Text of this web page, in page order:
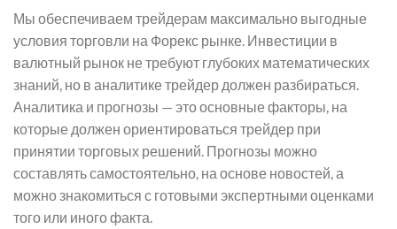
Мы обеспечиваем трейдерам максимально выгодные
условия торговли на Форекс рынке. Инвестиции в
валютный рынок не требуют глубоких математических
знаний, но в аналитике трейдер должен разбираться.
Аналитика и прогнозы — это основные факторы, на
которые должен ориентироваться трейдер при
принятии торговых решений. Прогнозы можно
составлять самостоятельно, на основе новостей, а
можно знакомиться с готовыми экспертными оценками
того или иного факта.